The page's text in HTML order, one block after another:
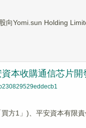
向Yomi.sun Holding
本收購通信芯片開
方1」)、平安資本有限